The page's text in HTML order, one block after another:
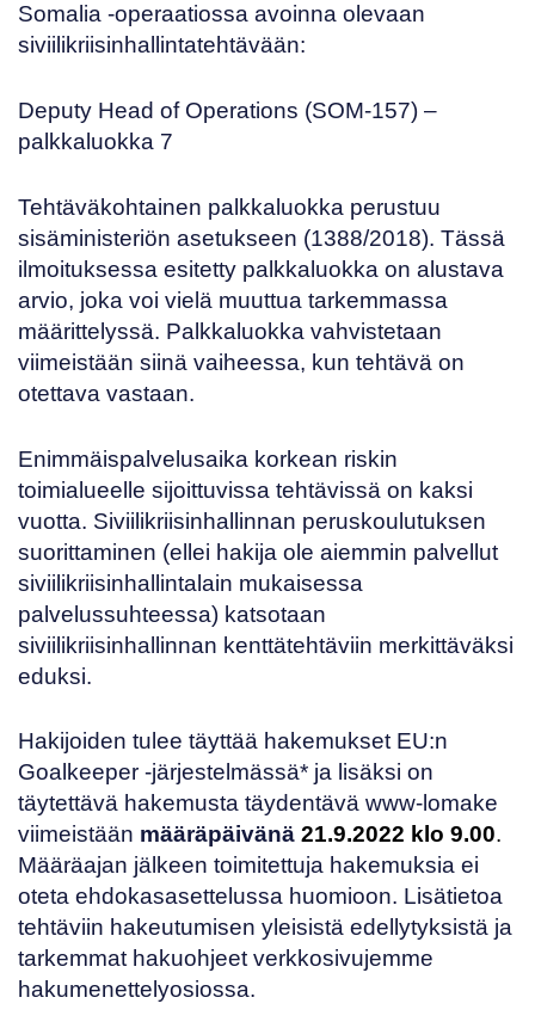
Somalia -operaatiossa avoinna olevaan
siviilikriisinhallintatehtävään:
Deputy Head of Operations (SOM-157) –
palkkaluokka 7
Tehtäväkohtainen palkkaluokka perustuu
sisäministeriön asetukseen (1388/2018). Tässä
ilmoituksessa esitetty palkkaluokka on alustava
arvio, joka voi vielä muuttua tarkemmassa
määrittelyssä. Palkkaluokka vahvistetaan
viimeistään siinä vaiheessa, kun tehtävä on
otettava vastaan.
Enimmäispalvelusaika korkean riskin
toimialueelle sijoittuvissa tehtävissä on kaksi
vuotta. Siviilikriisinhallinnan peruskoulutuksen
suorittaminen (ellei hakija ole aiemmin palvellut
siviilikriisinhallintalain mukaisessa
palvelussuhteessa) katsotaan
siviilikriisinhallinnan kenttätehtäviin merkittäväksi
eduksi.
Hakijoiden tulee täyttää hakemukset EU:n
Goalkeeper -järjestelmässä* ja lisäksi on
täytettävä hakemusta täydentävä www-lomake
viimeistään määräpäivänä 21.9.2022 klo 9.00.
Määräajan jälkeen toimitettuja hakemuksia ei
oteta ehdokasasettelussa huomioon. Lisätietoa
tehtäviin hakeutumisen yleisistä edellytyksistä ja
tarkemmat hakuohjeet verkkosivujemme
hakumenettelyosiossa.